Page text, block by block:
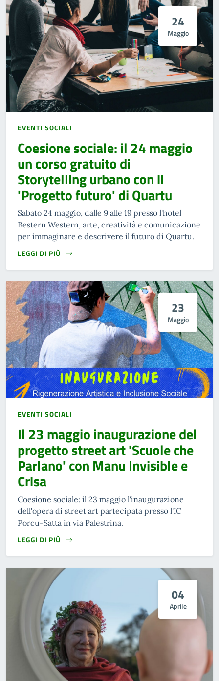
24
Maggio
EVENTI SOCIALI
Coesione sociale: il 24 maggio
un corso gratuito di
Storytelling urbano con il
'Progetto futuro' di Quartu
Sabato 24 maggio, dalle 9 alle 19 presso l'hotel
Bestern Western, arte, creatività e comunicazione
per immaginare e descrivere il futuro di Quartu.
LEGGI DI PIÙ
23
Maggio
EVENTI SOCIALI
Il 23 maggio inaugurazione del
progetto street art 'Scuole che
Parlano' con Manu Invisible e
Crisa
Coesione sociale: il 23 maggio l'inaugurazione
dell'opera di street art partecipata presso l'IC
Porcu-Satta in via Palestrina.
LEGGI DI PIÙ
04
Aprile